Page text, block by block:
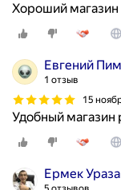
Хороший
Евгений
1 отзыв
15
Удобный магазин
Ермек